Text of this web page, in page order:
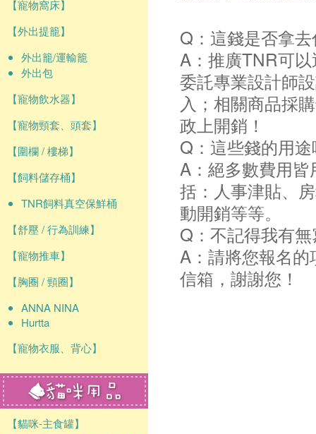
【寵物窩床】
【外出提籠】
外出籠/運輸籠
外出包
【寵物飲水器】
【寵物頸套、頭套】
【圍欄 / 樓梯】
【飼料儲存桶】
TNR飼料真空保鮮桶
【舒壓 / 行為訓練】
【寵物推車】
【胸圈 / 頸圈】
ANNA NINA
Hurtta
【寵物衣服、背心】
【貓咪-主食罐】
Q：這錢是否拿
A：推廣TNR可
委託專業設計師
入；相關商品採
政上開銷！
Q：這些錢的用
A：絕多數費用
括：人事津貼、
動開銷等等。
Q：不記得我有
A：請將您報名
信箱，謝謝您！